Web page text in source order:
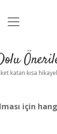
Anasayfa
Uyarı
menüyü
katan kısa
için